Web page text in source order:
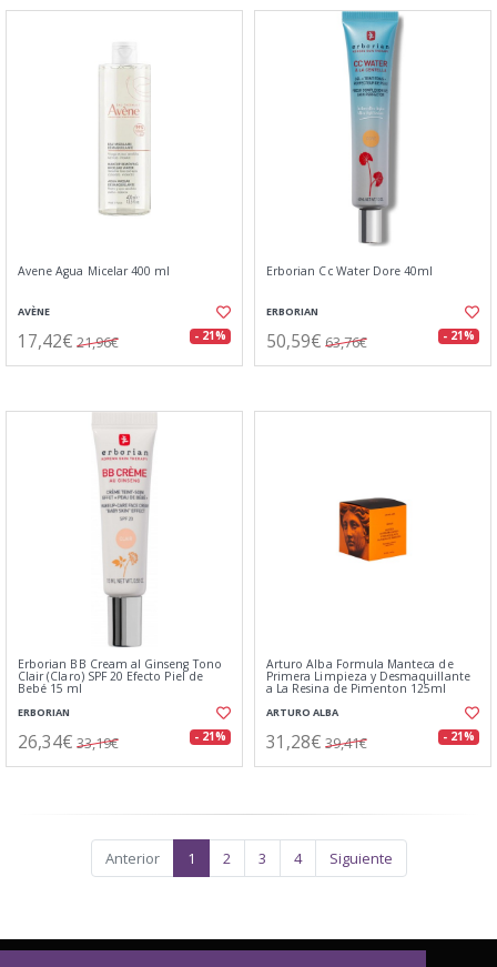
Avene Agua Micelar 400 ml
AVÈNE
17,42€ 21,96€ - 21%
Erborian Cc Water Dore 40ml
ERBORIAN
50,59€ 63,76€ - 21%
Erborian BB Cream al Ginseng Tono
Clair (Claro) SPF 20 Efecto Piel de
Bebé 15 ml
ERBORIAN
26,34€ 33,19€ - 21%
Arturo Alba Formula Manteca de
Primera Limpieza y Desmaquillante
a La Resina de Pimenton 125ml
ARTURO ALBA
31,28€ 39,41€ - 21%
Anterior 1 2 3 4 Siguiente